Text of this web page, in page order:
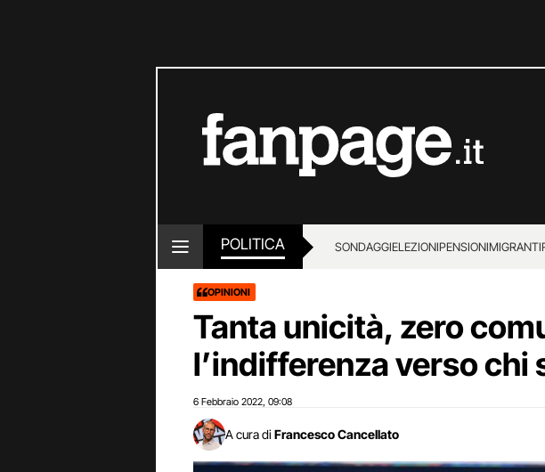
POLITICA SONDAGGIELEZIONIPENSIONIMIGRANTI
OPINIONI
Tanta unicità, zero
l’indifferenza verso chi
6 Febbraio 2022 09:08
A cura di Francesco Cancellato